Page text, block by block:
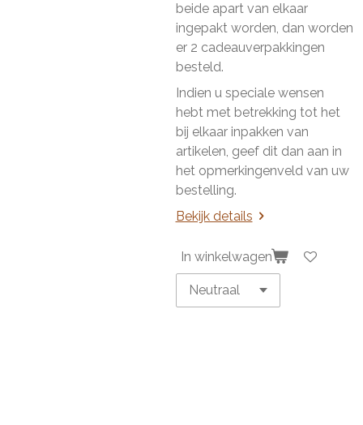
beide apart van elkaar
ingepakt worden, dan worden
er 2 cadeauverpakkingen
besteld.
Indien u speciale wensen
hebt met betrekking tot het
bij elkaar inpakken van
artikelen, geef dit dan aan in
het opmerkingenveld van uw
bestelling.
Bekijk details
In winkelwagen